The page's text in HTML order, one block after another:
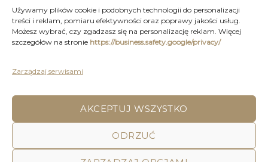
Używamy plików cookie i podobnych technologii do personalizacji
treści i reklam, pomiaru efektywności oraz poprawy jakości usług.
Możesz wybrać, czy zgadzasz się na personalizację reklam. Więcej
szczegółów na stronie https://business.safety.google/privacy/
Zarządzaj serwisami
AKCEPTUJ WSZYSTKO
ODRZUĆ
DEKORACJE
KUCHNIA
POLITYKA PRYWATNOŚCI
REGULAMIN SKLEPU ON-LINE
DECOR AND YOU